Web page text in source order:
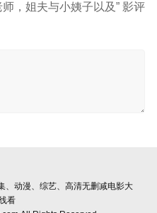
，姐夫与小姨子以及” 影评
、动漫、综艺、高清无删减电影大
看